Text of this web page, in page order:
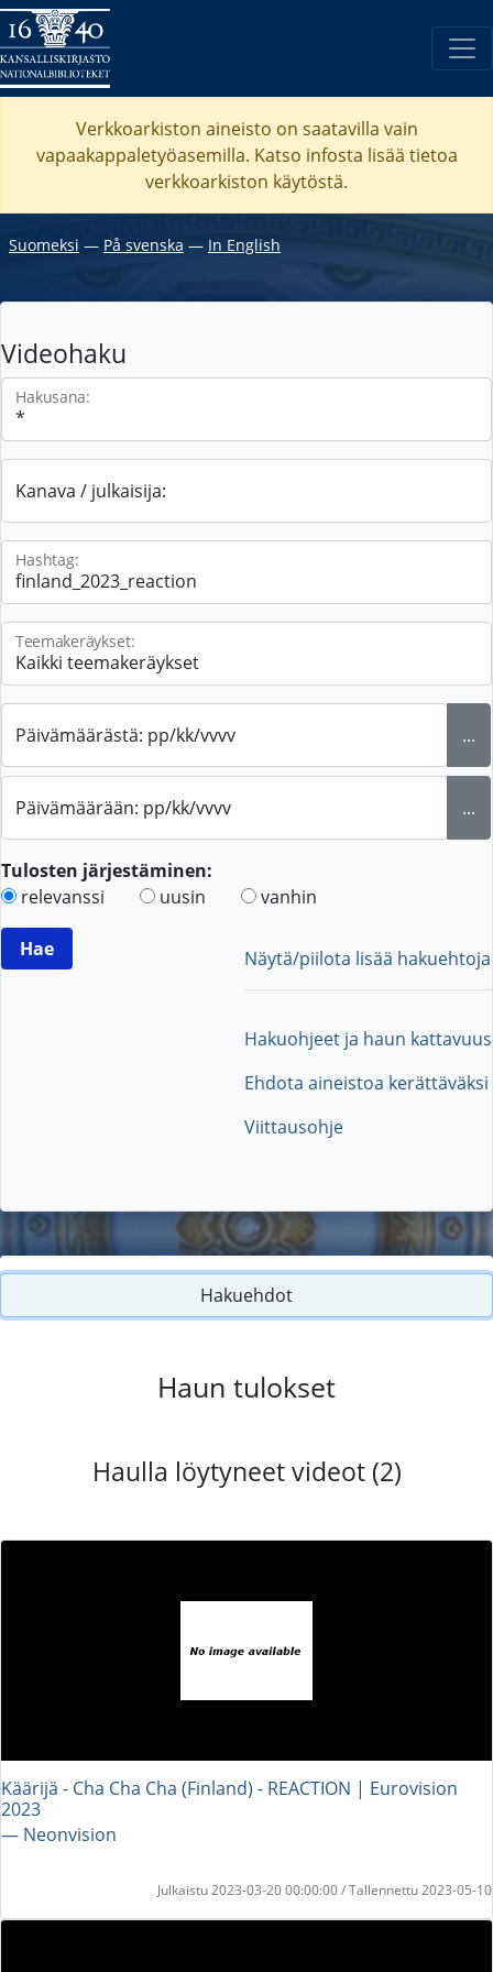
Verkkoarkiston aineisto on saatavilla vain
vapaakappaletyöasemilla. Katso infosta lisää tietoa
verkkoarkiston käytöstä.
Suomeksi ― På svenska ― In English
Videohaku
Hakusana:
Kanava / julkaisija:
Hashtag:
Teemakeräykset:
Päivämäärästä: pp/kk/vvvv ...
Päivämäärään: pp/kk/vvvv ...
Tulosten järjestäminen:
relevanssi
uusin vanhin
Näytä/piilota lisää hakuehtoja
Hakuohjeet ja haun kattavuus
Ehdota aineistoa kerättäväksi
Viittausohje
Hakuehdot
Haun tulokset
Haulla löytyneet videot (2)
Käärijä - Cha Cha Cha (Finland) - REACTION | Eurovision
2023
― Neonvision
Julkaistu 2023-03-20 00:00:00 / Tallennettu 2023-05-10